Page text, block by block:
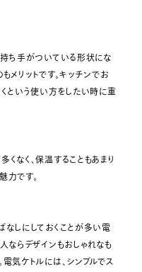
持ち手がついている形状にな
もメリットです。キッチンでお
という使い方をしたい時に重
なく、保温することもあまり
力です。
なしにしておくことが多い電
ならデザインもおしゃれなも
気ケトルには、シンプルでス